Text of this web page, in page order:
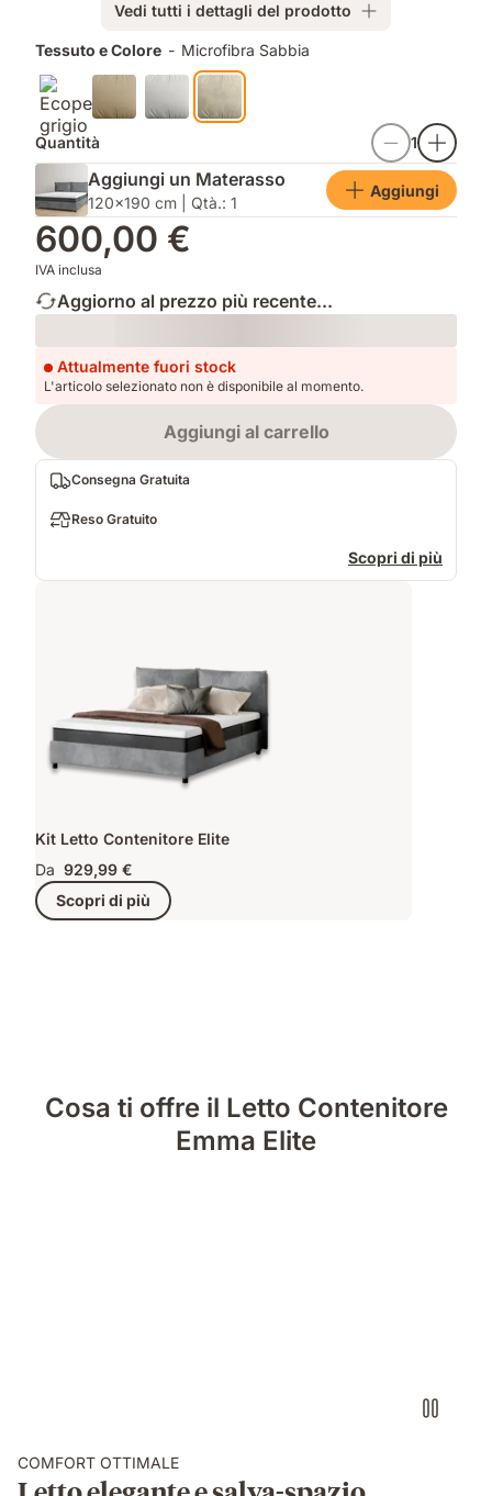
Vedi tutti i dettagli del prodotto
Prodotti
aggiuntivi
Tessuto e Colore - Microfibra Sabbia
Quantità 1
Aggiungi un Materasso
120x190 cm | Qtà.: 1
Aggiungi
600,00 €
IVA inclusa
Aggiorno al prezzo più recente...
Loading
Attualmente fuori stock
L'articolo selezionato non è disponibile al momento.
Aggiungi al carrello
Consegna Gratuita
Reso Gratuito
Scopri di più
Kit Letto Contenitore Elite
Da 929,99 €
Scopri di più
Cosa ti offre il Letto Contenitore
Emma Elite
COMFORT OTTIMALE